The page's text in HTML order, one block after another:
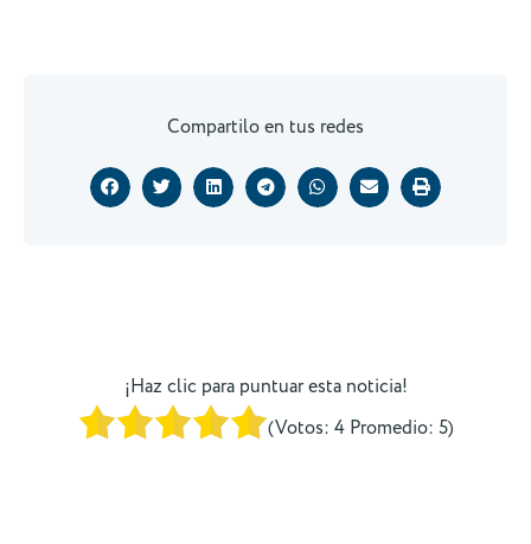
Compartilo en tus redes
¡Haz clic para puntuar esta noticia!
(Votos: 4Promedio: 5)